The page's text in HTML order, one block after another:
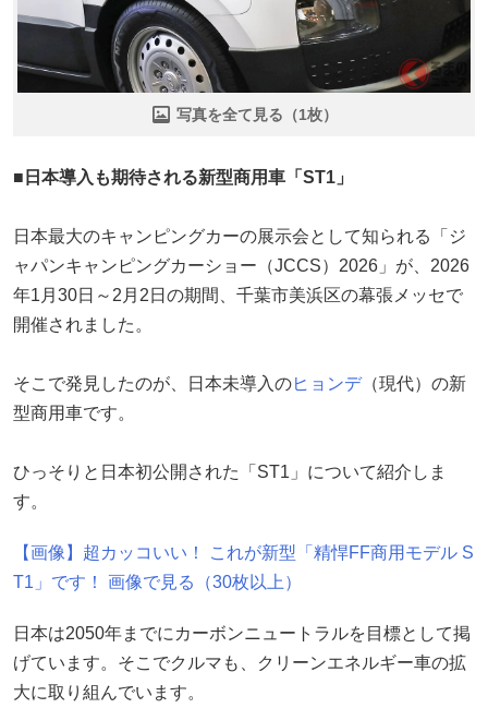
写真を全て見る（1枚）
■日本導入も期待される新型商用車「ST1」
日本最大のキャンピングカーの展示会として知られる「ジ
ャパンキャンピングカーショー（JCCS）2026」が、2026
年1月30日～2月2日の期間、千葉市美浜区の幕張メッセで
開催されました。
そこで発見したのが、日本未導入のヒョンデ（現代）の新
型商用車です。
ひっそりと日本初公開された「ST1」について紹介しま
す。
【画像】超カッコいい！ これが新型「精悍FF商用モデル S
T1」です！ 画像で見る（30枚以上）
日本は2050年までにカーボンニュートラルを目標として掲
げています。そこでクルマも、クリーンエネルギー車の拡
大に取り組んでいます。